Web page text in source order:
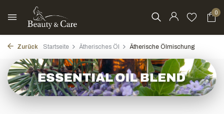
0
Zurück Startseite Ätherisches Öl Ätherische Ölmischung